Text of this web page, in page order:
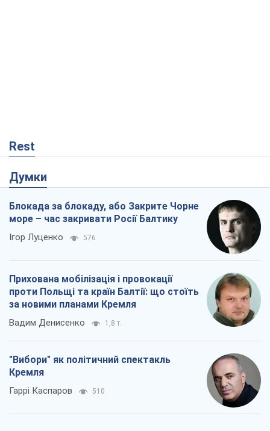
Rest
Думки
Блокада за блокаду, або Закрите Чорне
море – час закривати Росії Балтику
Ігор Луценко 576
Прихована мобілізація і провокації
проти Польщі та країн Балтії: що стоїть
за новими планами Кремля
Вадим Денисенко 1,8 т.
"Вибори" як політичний спектакль
Кремля
Гаррі Каспаров 510